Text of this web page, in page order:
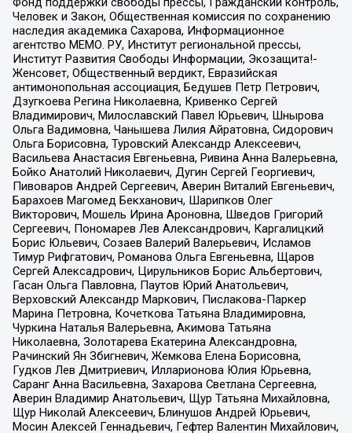
Человек и Закон, Общественная комиссия по сохранению
наследия академика Сахарова, Информационное
агентство МЕМО. РУ, Институт региональной прессы,
Институт Развития Свободы Информации, Экозащита!-
Женсовет, Общественный вердикт, Евразийская
антимонопольная ассоциация, Бедушев Петр Петрович,
Дзугкоева Регина Николаевна, Кривенко Сергей
Владимирович, Милославский Павел Юрьевич, Шнырова
Ольга Вадимовна, Чанышева Лилия Айратовна, Сидорович
Ольга Борисовна, Туровский Александр Алексеевич,
Васильева Анастасия Евгеньевна, Ривина Анна Валерьевна,
Бойко Анатолий Николаевич, Дугин Сергей Георгиевич,
Пивоваров Андрей Сергеевич, Аверин Виталий Евгеньевич,
Барахоев Магомед Бекханович, Шарипков Олег
Викторович, Мошель Ирина Ароновна, Шведов Григорий
Сергеевич, Пономарев Лев Александрович, Каргалицкий
Борис Юльевич, Созаев Валерий Валерьевич, Исламов
Тимур Рифгатович, Романова Ольга Евгеньевна, Щаров
Сергей Алексадрович, Цирульников Борис Альбертович,
Гасан Ольга Павловна, Паутов Юрий Анатольевич,
Верховский Александр Маркович, Пислакова-Паркер
Марина Петровна, Кочеткова Татьяна Владимировна,
Чуркина Наталья Валерьевна, Акимова Татьяна
Николаевна, Золотарева Екатерина Александровна,
Рачинский Ян Збигневич, Жемкова Елена Борисовна,
Гудков Лев Дмитриевич, Илларионова Юлия Юрьевна,
Саранг Анна Васильевна, Захарова Светлана Сергеевна,
Аверин Владимир Анатольевич, Щур Татьяна Михайловна,
Щур Николай Алексеевич, Блинушов Андрей Юрьевич,
Мосин Алексей Геннадьевич, Гефтер Валентин Михайлович,